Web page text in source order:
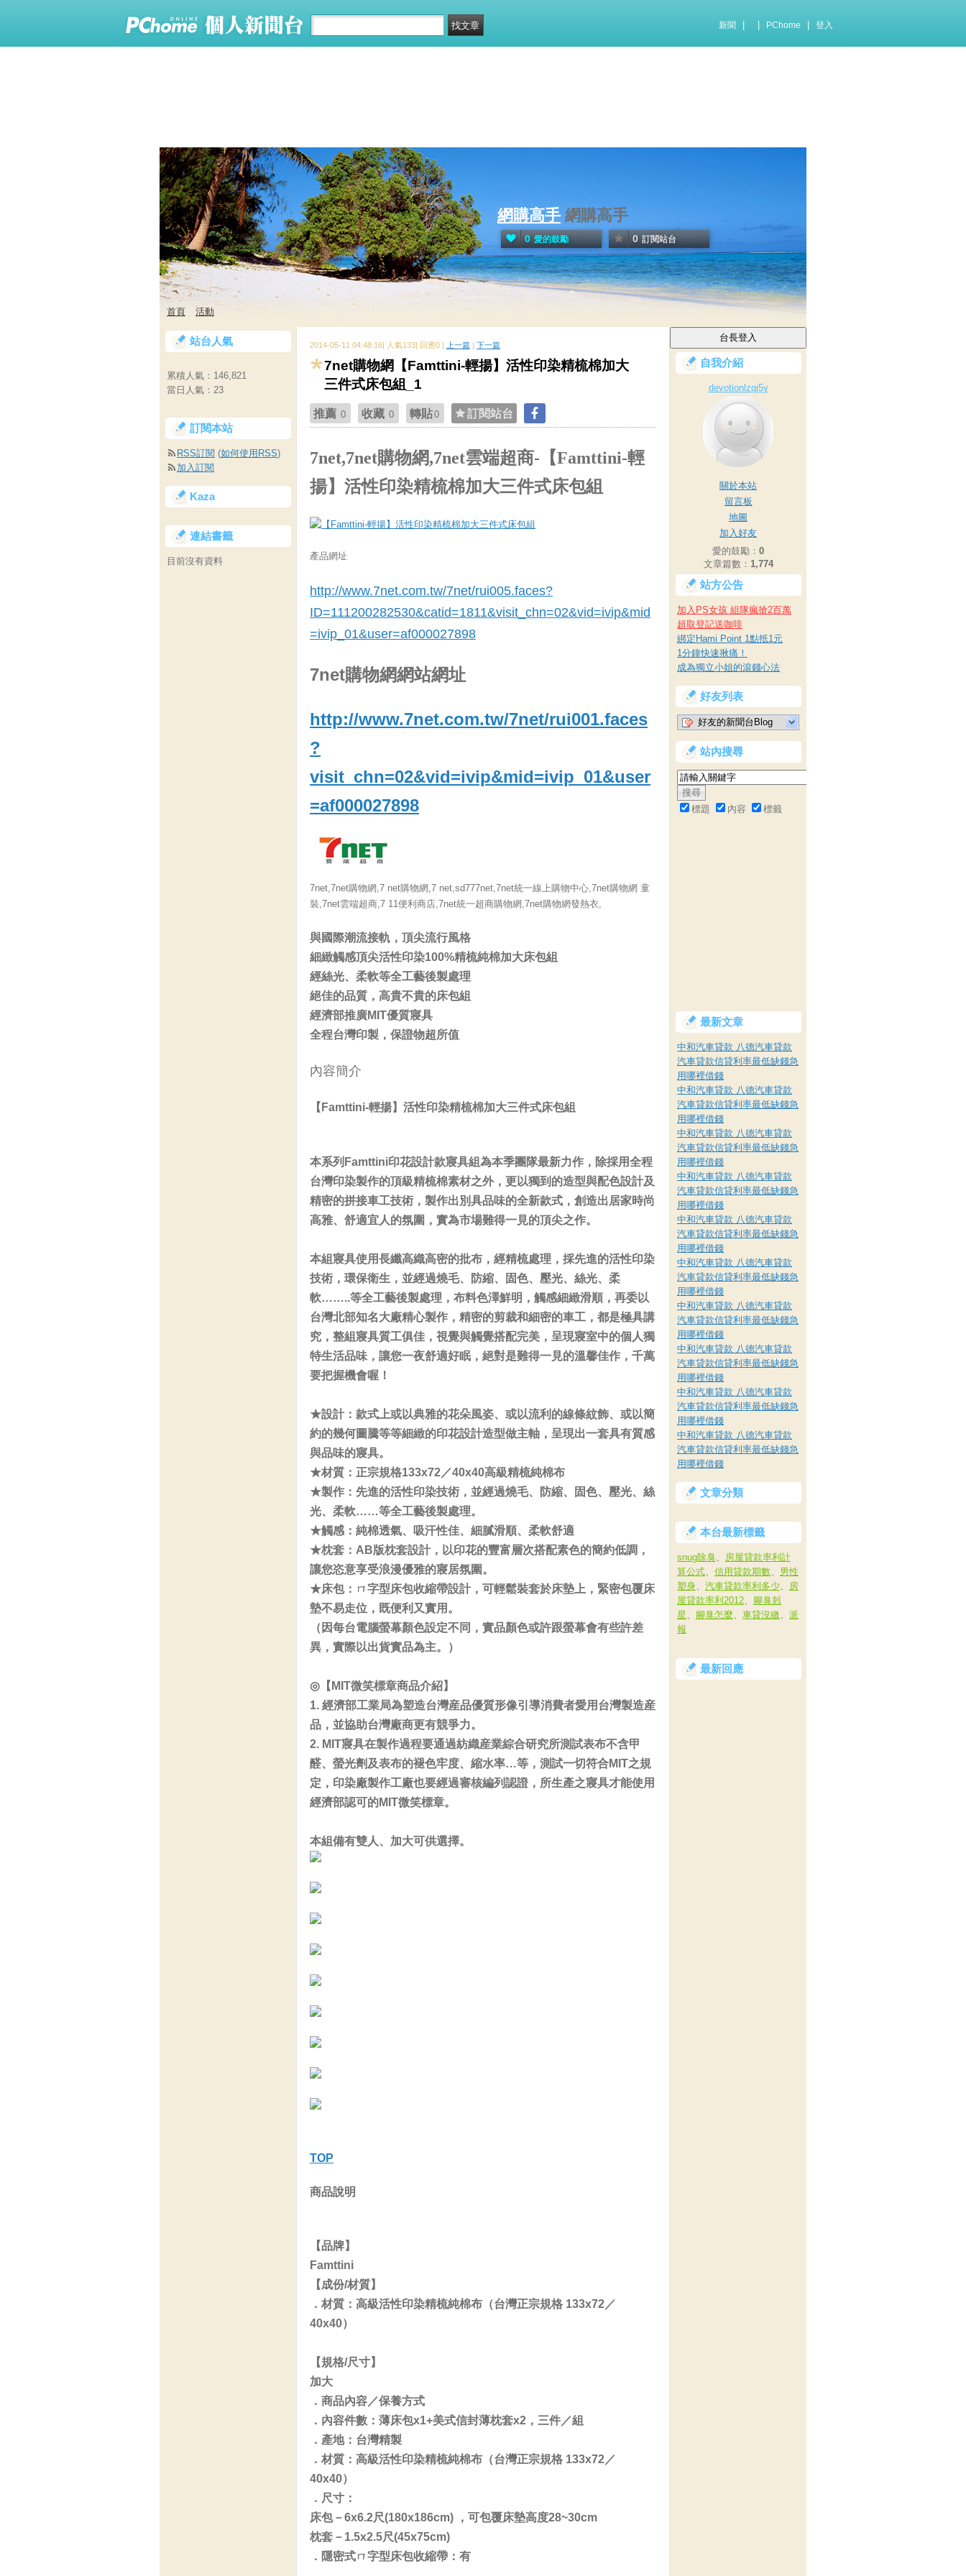
新聞 PChome 登入
網購高手 網購高手
0 愛的鼓勵 0 訂閱站台
首頁 活動
2014-05-11 04:48:16| 人氣133| 回應0 | 上一篇 | 下一篇
7net購物網【Famttini-輕揚】活性印染精梳棉加大
三件式床包組_1
推薦 0 收藏 0 轉貼0 訂閱站台
7net,7net購物網,7net雲端超商-【Famttini-輕
揚】活性印染精梳棉加大三件式床包組
產品網址
http://www.7net.com.tw/7net/rui005.faces?
ID=111200282530&catid=1811&visit_chn=02&vid=ivip&mid
=ivip_01&user=af000027898
7net購物網網站網址
http://www.7net.com.tw/7net/rui001.faces
?
visit_chn=02&vid=ivip&mid=ivip_01&user
=af000027898
7net,7net購物網,7 net購物網,7 net,sd777net,7net統一線上購物中心,7net購物網 童
裝,7net雲端超商,7 11便利商店,7net統一超商購物網,7net購物網發熱衣,
與國際潮流接軌，頂尖流行風格
細緻觸感頂尖活性印染100%精梳純棉加大床包組
經絲光、柔軟等全工藝後製處理
絕佳的品質，高貴不貴的床包組
經濟部推廣MIT優質寢具
全程台灣印製，保證物超所值
內容簡介
【Famttini-輕揚】活性印染精梳棉加大三件式床包組
本系列Famttini印花設計款寢具組為本季團隊最新力作，除採用全程
台灣印染製作的頂級精梳棉素材之外，更以獨到的造型與配色設計及
精密的拼接車工技術，製作出別具品味的全新款式，創造出居家時尚
高雅、舒適宜人的氛圍，實為市場難得一見的頂尖之作。
本組寢具使用長纖高織高密的批布，經精梳處理，採先進的活性印染
技術，環保衛生，並經過燒毛、防縮、固色、壓光、絲光、柔
軟……..等全工藝後製處理，布料色澤鮮明，觸感細緻滑順，再委以
台灣北部知名大廠精心製作，精密的剪裁和細密的車工，都是極具講
究，整組寢具質工俱佳，視覺與觸覺搭配完美，呈現寢室中的個人獨
特生活品味，讓您一夜舒適好眠，絕對是難得一見的溫馨佳作，千萬
要把握機會喔！
★設計：款式上或以典雅的花朵風姿、或以流利的線條紋飾、或以簡
約的幾何圖騰等等細緻的印花設計造型做主軸，呈現出一套具有質感
與品味的寢具。
★材質：正宗規格133x72／40x40高級精梳純棉布
★製作：先進的活性印染技術，並經過燒毛、防縮、固色、壓光、絲
光、柔軟……等全工藝後製處理。
★觸感：純棉透氣、吸汗性佳、細膩滑順、柔軟舒適
★枕套：AB版枕套設計，以印花的豐富層次搭配素色的簡約低調，
讓您恣意享受浪漫優雅的寢居氛圍。
★床包：ㄇ字型床包收縮帶設計，可輕鬆裝套於床墊上，緊密包覆床
墊不易走位，既便利又實用。
（因每台電腦螢幕顏色設定不同，實品顏色或許跟螢幕會有些許差
異，實際以出貨實品為主。）
◎【MIT微笑標章商品介紹】
1. 經濟部工業局為塑造台灣産品優質形像引導消費者愛用台灣製造産
品，並協助台灣廠商更有競爭力。
2. MIT寢具在製作過程要通過紡織産業綜合研究所測試表布不含甲
醛、螢光劑及表布的褪色牢度、縮水率…等，測試一切符合MIT之規
定，印染廠製作工廠也要經過審核編列認證，所生產之寢具才能使用
經濟部認可的MIT微笑標章。
本組備有雙人、加大可供選擇。
TOP
商品說明
【品牌】
Famttini
【成份/材質】
．材質：高級活性印染精梳純棉布（台灣正宗規格 133x72／
40x40）
【規格/尺寸】
加大
．商品內容／保養方式
．內容件數：薄床包x1+美式信封薄枕套x2，三件／組
．產地：台灣精製
．材質：高級活性印染精梳純棉布（台灣正宗規格 133x72／
40x40）
．尺寸：
床包－6x6.2尺(180x186cm) ，可包覆床墊高度28~30cm
枕套－1.5x2.5尺(45x75cm)
．隱密式ㄇ字型床包收縮帶：有
自我介紹
devotionlzqi5y
關於本站
留言板
地圖
加入好友
愛的鼓勵： 0
文章篇數： 1,774
站方公告
加入PS女孩 組隊瘋搶2百萬
超取登記送咖啡
綁定Hami Point 1點抵1元
1分鐘快速揪痛！
成為獨立小姐的滾錢心法
好友列表
好友的新聞台Blog
站內搜尋
標題 內容 標籤
最新文章
中和汽車貸款 八德汽車貸款
汽車貸款信貸利率最低缺錢急
用哪裡借錢
中和汽車貸款 八德汽車貸款
汽車貸款信貸利率最低缺錢急
用哪裡借錢
中和汽車貸款 八德汽車貸款
汽車貸款信貸利率最低缺錢急
用哪裡借錢
中和汽車貸款 八德汽車貸款
汽車貸款信貸利率最低缺錢急
用哪裡借錢
中和汽車貸款 八德汽車貸款
汽車貸款信貸利率最低缺錢急
用哪裡借錢
中和汽車貸款 八德汽車貸款
汽車貸款信貸利率最低缺錢急
用哪裡借錢
中和汽車貸款 八德汽車貸款
汽車貸款信貸利率最低缺錢急
用哪裡借錢
中和汽車貸款 八德汽車貸款
汽車貸款信貸利率最低缺錢急
用哪裡借錢
中和汽車貸款 八德汽車貸款
汽車貸款信貸利率最低缺錢急
用哪裡借錢
中和汽車貸款 八德汽車貸款
汽車貸款信貸利率最低缺錢急
用哪裡借錢
文章分類
本台最新標籤
snug除臭、 房屋貸款率利計
算公式、 信用貸款期數、 男性
塑身、 汽車貸款率利多少、 房
屋貸款率利2012、 腳臭剋
星、 腳臭怎麼、 車貸沒繳、 派
報
最新回應
站台人氣
累積人氣： 146,821
當日人氣： 23
訂閱本站
RSS訂閱 (如何使用RSS)
加入訂閱
Kaza
連結書籤
目前沒有資料